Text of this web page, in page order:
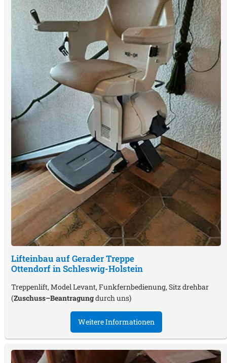
Lifteinbau auf Gerader Treppe
Ottendorf in Schleswig-Holstein
Treppenlift, Model Levant, Funkfernbedienung, Sitz drehbar
(Zuschuss–Beantragungdurch uns)
Weitere Informationen